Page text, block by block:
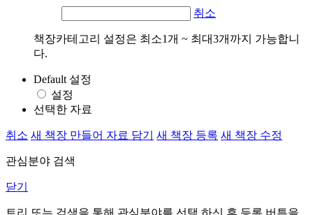
취소
책장카테고리 설정은 최소1개 ~ 최대3개까지 가능합니
다.
Default 설정
설정
선택한 자료
취소 새 책장 만들어 자료 담기 새 책장 등록 새 책장 수정
관심분야 검색
닫기
트리 또는 검색을 통해 관심분야를 선택 하신 후 등록 버튼을